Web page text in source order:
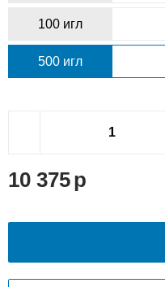
100 игл
500 игл
10 375